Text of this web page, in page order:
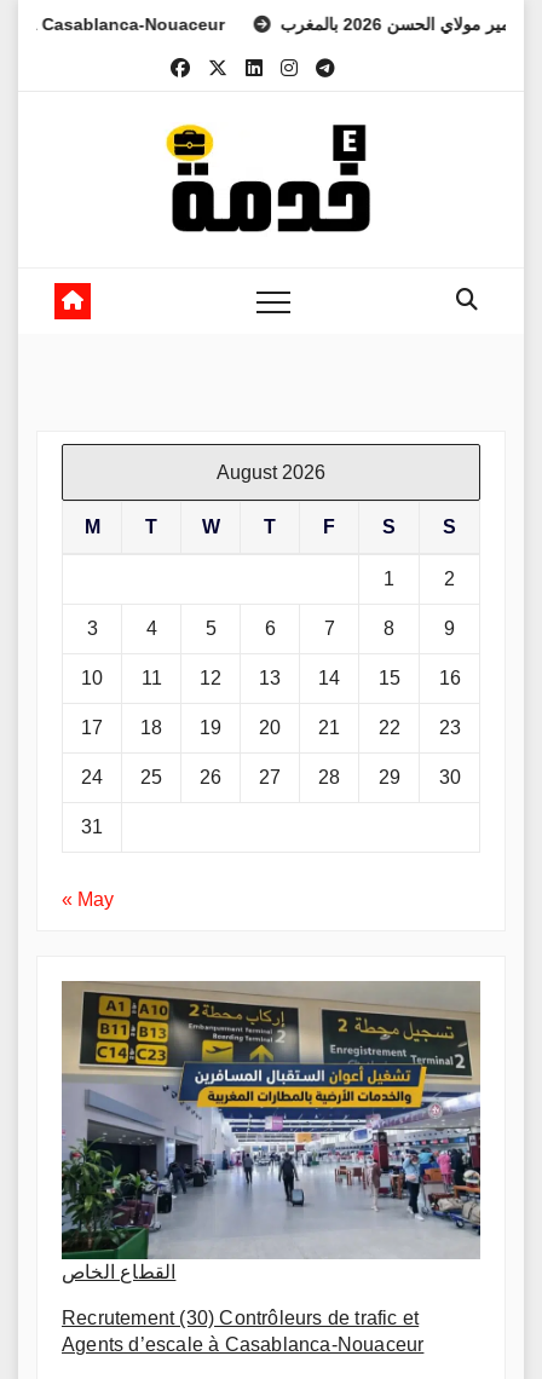
Nouaceur مولاي الحسن 2026 بالمغرب
August 2026
M T W T F S S
1 2
3 4 5 6 7 8 9
10 11 12 13 14 15 16
17 18 19 20 21 22 23
24 25 26 27 28 29 30
31
« May
القطاع الخاص
Recrutement (30) Contrôleurs de trafic et
Agents d’escale à Casablanca-Nouaceur